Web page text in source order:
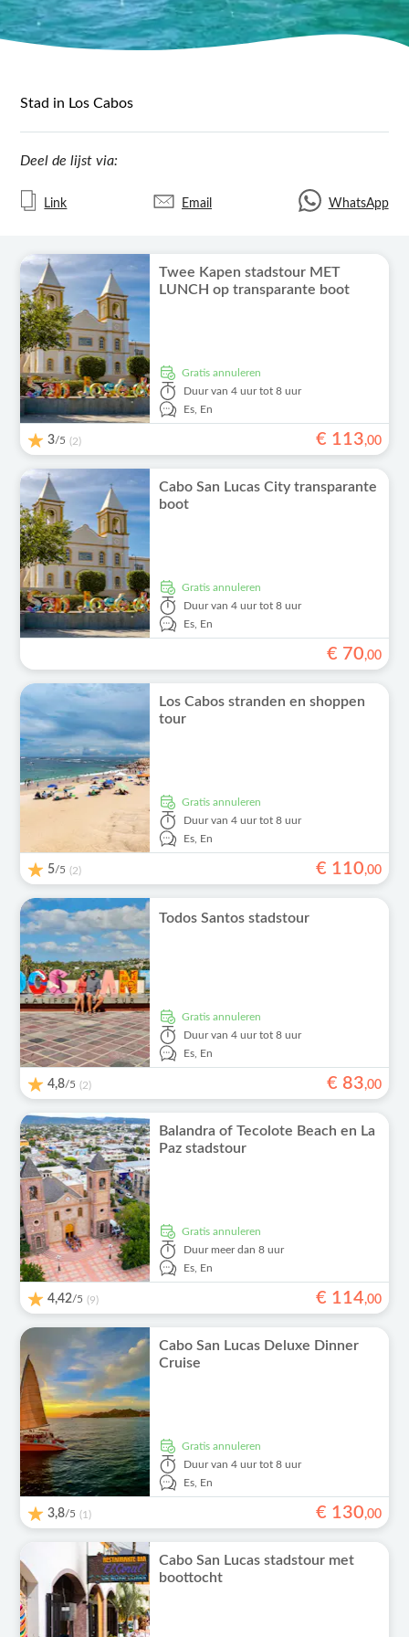
Stad in Los Cabos
Deel de lijst via:
Link Email WhatsApp
Twee Kapen stadstour MET
LUNCH op transparante boot
Gratis annuleren
Duur van 4 uur tot 8 uur
Es, En
3/5 (2) € 113,00
Cabo San Lucas City transparante
boot
Gratis annuleren
Duur van 4 uur tot 8 uur
Es, En
€ 70,00
Los Cabos stranden en shoppen
tour
Gratis annuleren
Duur van 4 uur tot 8 uur
Es, En
5/5 (2) € 110,00
Todos Santos stadstour
Gratis annuleren
Duur van 4 uur tot 8 uur
Es, En
4,8/5 (2) € 83,00
Balandra of Tecolote Beach en La
Paz stadstour
Gratis annuleren
Duur meer dan 8 uur
Es, En
4,42/5 (9) € 114,00
Cabo San Lucas Deluxe Dinner
Cruise
Gratis annuleren
Duur van 4 uur tot 8 uur
Es, En
3,8/5 (1) € 130,00
Cabo San Lucas stadstour met
boottocht